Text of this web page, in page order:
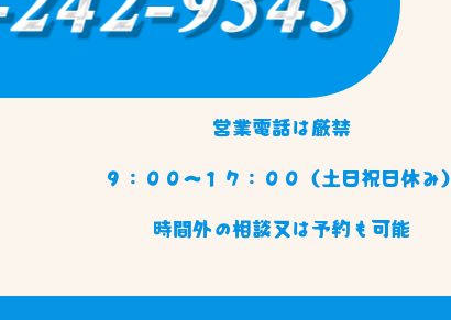
営業電話は厳禁
９：００〜１７：００（土日祝日休み）
時間外の相談又は予約も可能